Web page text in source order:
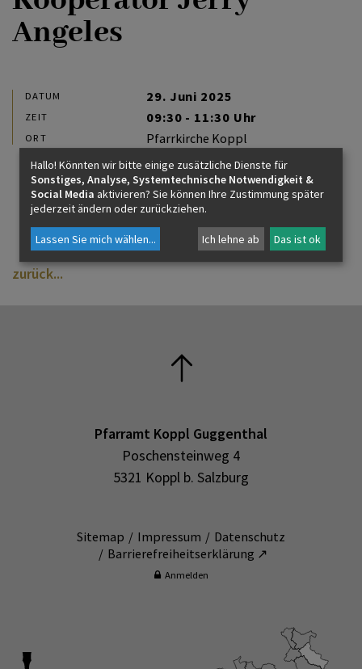
ZUKUNFT FÜR DEN LIBANON
KIRCHE AM WEG
Angeles
DATUM 29. Juni 2025
ZEIT 09:30 - 11:30 Uhr
ORT Pfarrkirche Koppl
zurück
Pfarramt Koppl Guggenthal
Poschensteinweg 4
5321 Koppl b. Salzburg
Sitemap Impressum
Datenschutz
Barrierefreiheitserklärung ↗
Anmelden
Hallo! Könnten wir bitte einige zusätzliche Dienste für
Sonstiges, Analyse, Systemtechnische Notwendigkeit &
Social Media aktivieren? Sie können Ihre Zustimmung später
jederzeit ändern oder zurückziehen.
Lassen Sie mich wählen... Ich lehne ab Das ist ok